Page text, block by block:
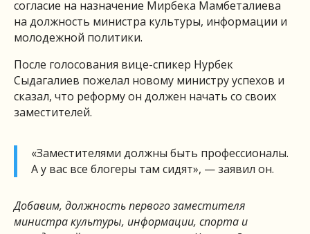
согласие на назначение Мирбека Мамбеталиева
на должность министра культуры, информации и
молодежной политики.
После голосования вице-спикер Нурбек
Сыдагалиев пожелал новому министру успехов и
сказал, что реформу он должен начать со своих
заместителей.
«Заместителями должны быть профессионалы.
А у вас все блогеры там сидят», — заявил он.
Добавим, должность первого заместителя
министра культуры, информации, спорта и